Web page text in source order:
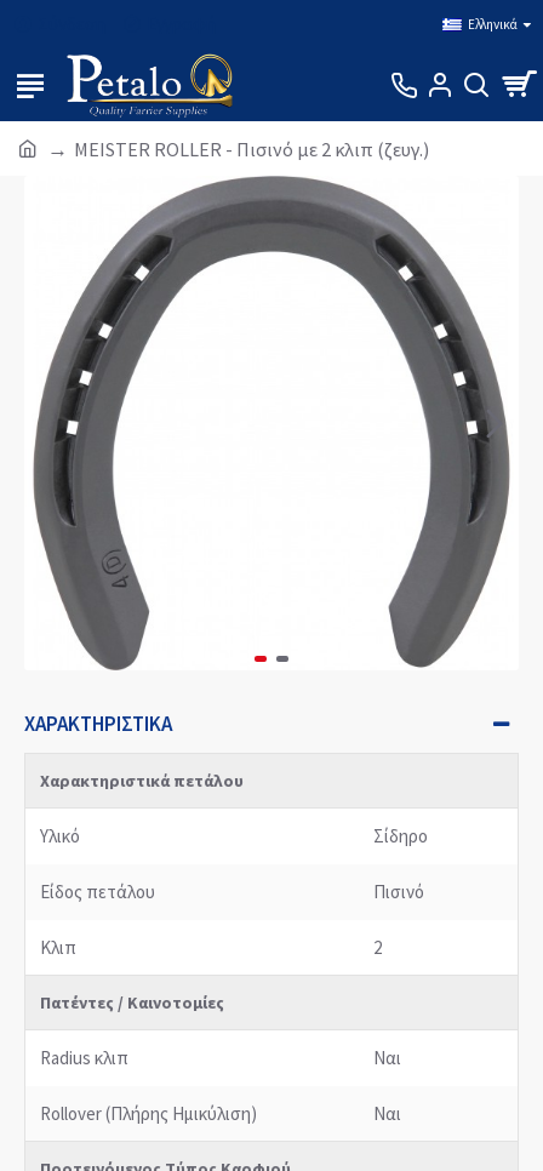
Ελληνικά
MEISTER ROLLER - Πισινό με 2 κλιπ (ζευγ.)
ΧΑΡΑΚΤΗΡΙΣΤΙΚΆ
Χαρακτηριστικά πετάλου
Υλικό Σίδηρο
Είδος πετάλου Πισινό
Κλιπ 2
Πατέντες / Καινοτομίες
Radius κλιπ Ναι
Rollover (Πλήρης Ημικύλιση) Ναι